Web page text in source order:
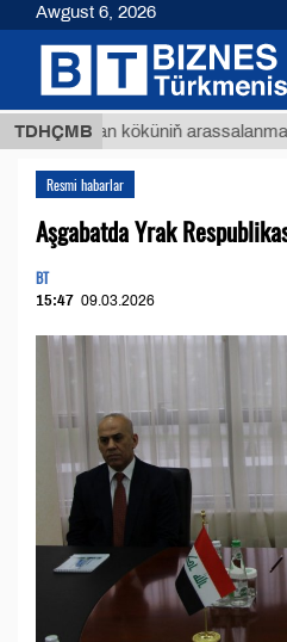
TDHÇMB
Buýan köküniň arassalanmadyk
Resmi habarlar
Aşgabatda Yrak
BT
15:47 09.03.2026
Awgust 6, 2026